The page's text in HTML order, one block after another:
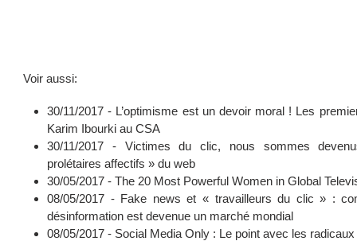
Voir aussi:
30/11/2017 - L’optimisme est un devoir moral ! Les
Karim Ibourki au CSA
30/11/2017 - Victimes du clic, nous sommes
prolétaires affectifs » du web
30/05/2017 - The 20 Most Powerful Women in Global
08/05/2017 - Fake news et « travailleurs du clic » :
désinformation est devenue un marché mondial
08/05/2017 - Social Media Only : Le point avec les radicaux